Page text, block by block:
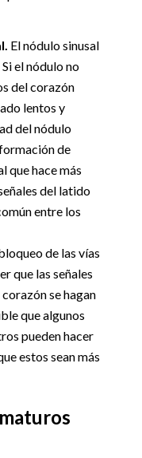
El nódulo sinusal
el nódulo no
del corazón
lentos y
del nódulo
de
que hace más
del latido
entre los
de las vías
que las señales
se hagan
que algunos
pueden hacer
estos sean más